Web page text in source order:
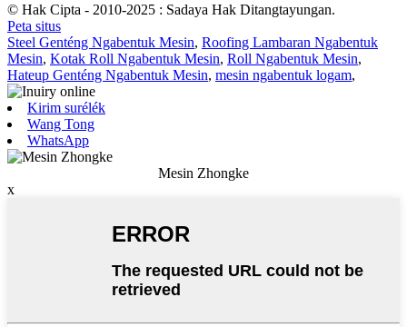
© Hak Cipta - 2010-2025 : Sadaya Hak Ditangtayungan.
Peta situs
Steel Genténg Ngabentuk Mesin, Roofing Lambaran Ngabentuk
Mesin, Kotak Roll Ngabentuk Mesin, Roll Ngabentuk Mesin,
Hateup Genténg Ngabentuk Mesin, mesin ngabentuk logam,
Kirim surélék
Wang Tong
WhatsApp
Mesin Zhongke
x